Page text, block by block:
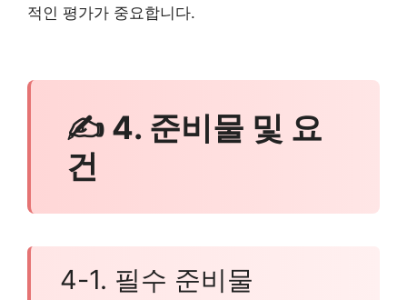
적인 평가가 중요합니다.
✍ 4. 준비물 및 요
건
4-1. 필수 준비물